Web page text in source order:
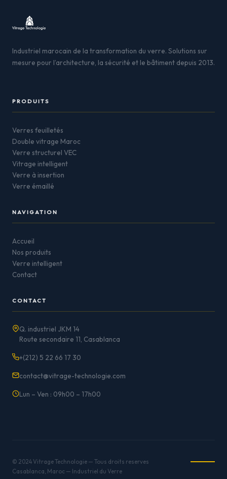
Industriel marocain de la transformation du verre. Solutions sur
mesure pour l’architecture, la sécurité et le bâtiment depuis 2013.
PRODUITS
Verres feuilletés
Double vitrage Maroc
Verre structurel VEC
Vitrage intelligent
Verre à insertion
Verre émaillé
NAVIGATION
Accueil
Nos produits
Verre intelligent
Contact
CONTACT
Q. industriel JKM 14
Route secondaire 11, Casablanca
+(212) 5 22 66 17 30
contact@vitrage-technologie.com
Lun – Ven : 09h00 – 17h00
© 2024 Vitrage Technologie — Tous droits reserves
Casablanca, Maroc — Industriel du Verre